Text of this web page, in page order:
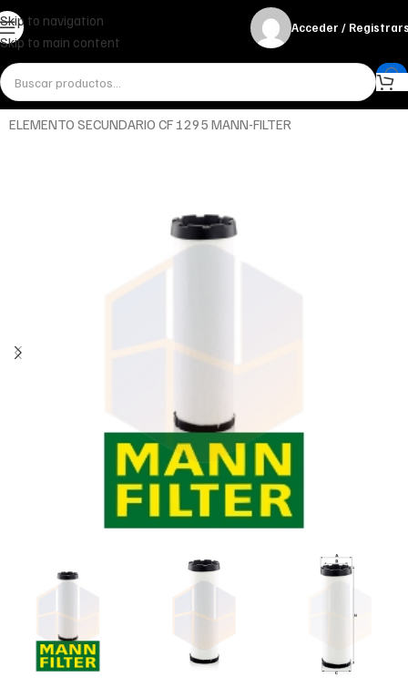
Skip to navigation
Skip to main content
Acceder /
InicioMiscelánea - otrosOtros
ELEMENTO SECUNDARIO CF 1295 MANN-FILTER